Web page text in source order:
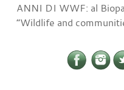
ANNI DI WWF: al
“Wildlife and